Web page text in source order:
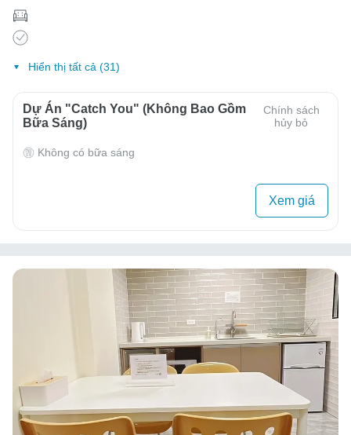
Hiển thị tất cả (31)
Dự Án "Catch You" (Không Bao Gồm
Bữa Sáng)
Chính sách
hủy bỏ
Không có bữa sáng
Xem giá